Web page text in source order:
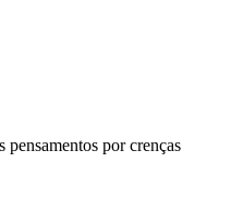
pensamentos por crenças